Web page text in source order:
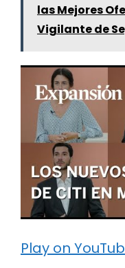
las Mejores
Vigilante de
Play on